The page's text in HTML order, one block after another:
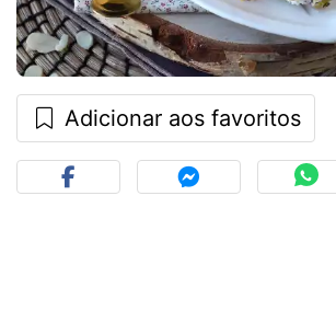
Adicionar aos favoritos